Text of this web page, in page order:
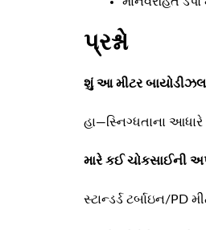
પ્રશ્નો
શું આ મીટર
હા—સ્નિગ્ધતાના
મારે કઈ ચોકસાઈની
સ્ટાન્ડર્ડ ટર્બાઇન/PD